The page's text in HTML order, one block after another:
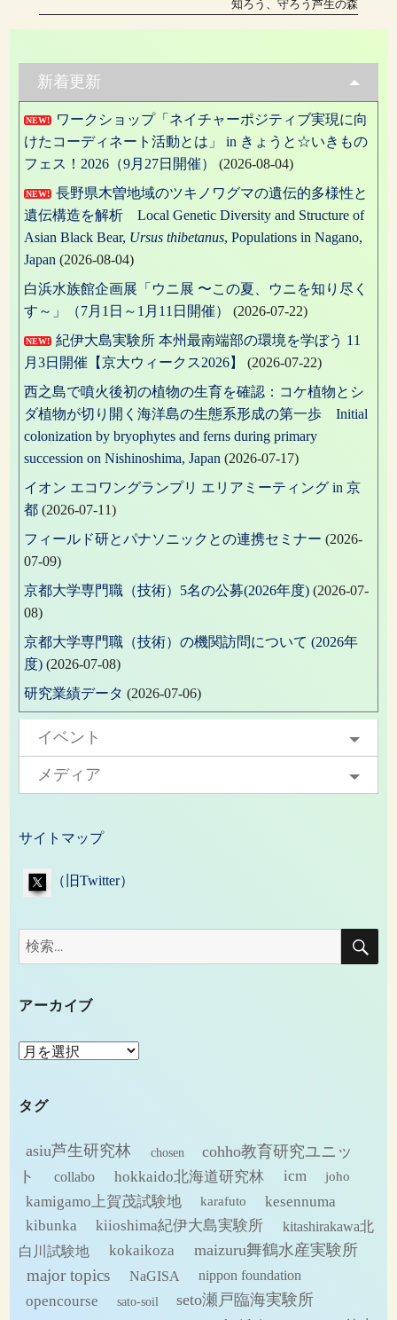
ナ
ゲ
ー
シ
ョ
ン
の
知ろう、守ろう芦生の森
新着更新
NEW!
ワークショップ「ネイチャーポジティブ実現に向
けたコーディネート活動とは」 in きょうと☆いきもの
フェス！2026（9月27日開催）
(2026-08-04)
NEW!
長野県木曽地域のツキノワグマの遺伝的多様性と
遺伝構造を解析 Local Genetic Diversity and Structure of
Asian Black Bear, Ursus thibetanus, Populations in Nagano,
Japan (2026-08-04)
白浜水族館企画展「ウニ展 〜この夏、ウニを知り尽く
す～」（7月1日～1月11日開催）
(2026-07-22)
NEW!
紀伊大島実験所 本州最南端部の環境を学ぼう 11
月3日開催【京大ウィークス2026】
(2026-07-22)
西之島で噴火後初の植物の生育を確認：コケ植物とシ
ダ植物が切り開く海洋島の生態系形成の第一歩 Initial
colonization by bryophytes and ferns during primary
succession on Nishinoshima, Japan (2026-07-17)
イオン エコワングランプリ エリアミーティング in 京
都 (2026-07-11)
フィールド研とパナソニックとの連携セミナー (2026-
07-09)
京都大学専門職（技術）5名の公募(2026年度) (2026-07-
08)
京都大学専門職（技術）の機関訪問について (2026年
度) (2026-07-08)
研究業績データ (2026-07-06)
イベント
メディア
サイトマップ
（旧Twitter）
検
索:
検
アーカイブ
ア
カ
ブ
タグ
asiu芦生研究林 chosen
cohho教育研究ユニッ
ト
collabo hokkaido北海道研究林 icm joho
kamigamo上賀茂試験地 karafuto
kesennuma
kibunka
kiioshima紀伊大島実験所
kitashirakawa北
白川試験地
kokaikoza maizuru舞鶴水産実験所
major topics NaGISA nippon foundation
opencourse sato-soil seto瀬戸臨海実験所